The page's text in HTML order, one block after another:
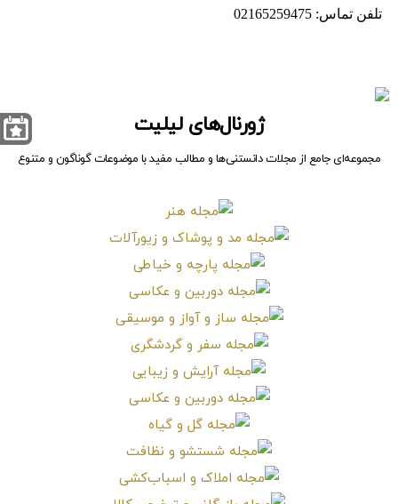
ژورنال‌های لیلیت
مجموعه‌ای جامع از مجلات دانستنی‌ها و مطالب مفید با موضوعات گوناگون و متنوع